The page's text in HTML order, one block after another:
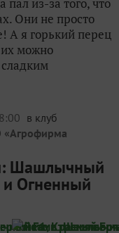
Они не просто
А я горький перец
их можно
в клуб
«Агрофирма
Шашлычный
и Огненный